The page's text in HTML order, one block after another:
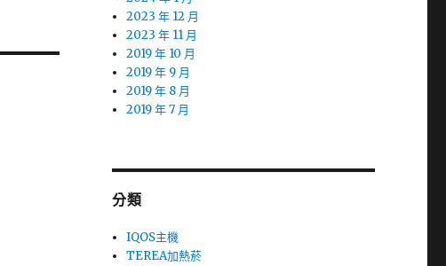
2023 年 12 月
2023 年 11 月
2019 年 10 月
2019 年 9 月
2019 年 8 月
2019 年 7 月
分類
IQOS主機
TEREA加熱菸